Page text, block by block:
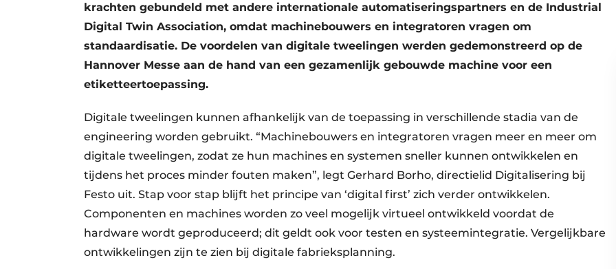
krachten gebundeld met andere internationale automatiseringspartners en de Industrial
Digital Twin Association, omdat machinebouwers en integratoren vragen om
standaardisatie. De voordelen van digitale tweelingen werden gedemonstreerd op de
Hannover Messe aan de hand van een gezamenlijk gebouwde machine voor een
etiketteertoepassing.
Digitale tweelingen kunnen afhankelijk van de toepassing in verschillende stadia van de
engineering worden gebruikt. “Machinebouwers en integratoren vragen meer en meer om
digitale tweelingen, zodat ze hun machines en systemen sneller kunnen ontwikkelen en
tijdens het proces minder fouten maken”, legt Gerhard Borho, directielid Digitalisering bij
Festo uit. Stap voor stap blijft het principe van ‘digital first’ zich verder ontwikkelen.
Componenten en machines worden zo veel mogelijk virtueel ontwikkeld voordat de
hardware wordt geproduceerd; dit geldt ook voor testen en systeemintegratie. Vergelijkbare
ontwikkelingen zijn te zien bij digitale fabrieksplanning.